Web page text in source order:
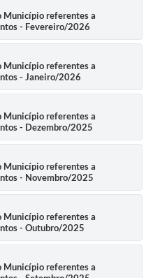
Município referentes a
- Fevereiro/2026
Município referentes a
- Janeiro/2026
Município referentes a
- Dezembro/2025
Município referentes a
- Novembro/2025
Município referentes a
- Outubro/2025
Município referentes a